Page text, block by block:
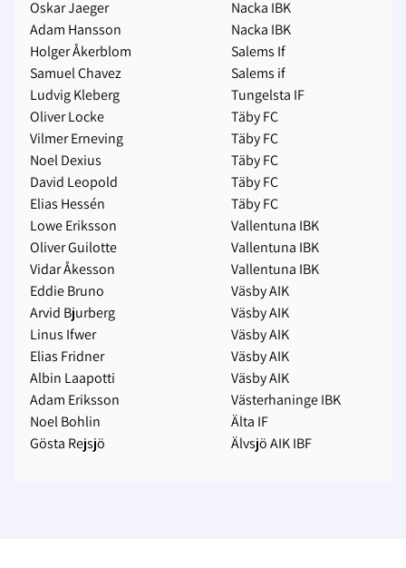
Oskar Jaeger
Adam Hansson
Holger Åkerblom
Samuel Chavez
Ludvig Kleberg
Oliver Locke
Vilmer Erneving
Noel Dexius
David Leopold
Elias Hessén
Lowe Eriksson
Oliver Guilotte
Vidar Åkesson
Eddie Bruno
Arvid Bjurberg
Linus Ifwer
Elias Fridner
Albin Laapotti
Adam Eriksson
Noel Bohlin
Gösta Rejsjö
Nacka IBK
Nacka IBK
Salems If
Salems if
Tungelsta IF
Täby FC
Täby FC
Täby FC
Täby FC
Täby FC
Vallentuna IBK
Vallentuna IBK
Vallentuna IBK
Väsby AIK
Väsby AIK
Väsby AIK
Väsby AIK
Väsby AIK
Västerhaninge IBK
Älta IF
Älvsjö AIK IBF